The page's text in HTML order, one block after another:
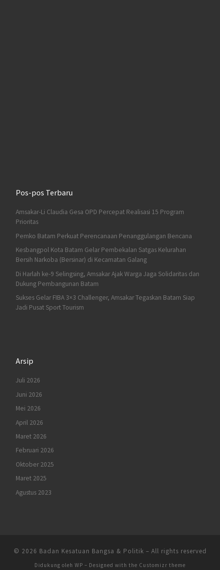
Pos-pos Terbaru
Amsakar-Li Claudia Gesa OPD Percepat Realisasi 15 Program
Prioritas
Pemko Batam Perkuat Perencanaan Penanggulangan Bencana
Kesbangpol Kota Batam Gelar Pembekalan Satgas Kelurahan
Bersih Narkoba (Bersinar) di Kecamatan Galang
Di Harlah ke-9 Selingsing, Amsakar Ajak Warga Jaga Solidaritas dan
Dukung Pembangunan Batam
Sukses Gelar FIBA 3×3 Challenger, Amsakar Tegaskan Batam Siap
Jadi Pusat Sport Tourism
Arsip
Juli 2026
Juni 2026
Mei 2026
April 2026
Maret 2026
Februari 2026
Oktober 2025
Maret 2025
Agustus 2023
© 2026 Badan Kesatuan Bangsa & Politik – All rights reserved
Didukung oleh WP – Designed with the Customizr theme